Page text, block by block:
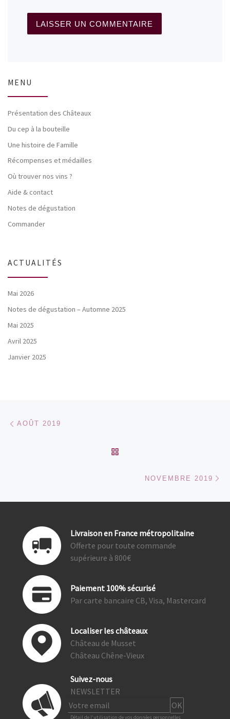
MENU
Présentation des Châteaux
Du cep à la bouteille
Une histoire de Famille
Récompenses et médailles
Où trouver nos vins ?
Aide & contact
Notes de dégustation
Commander
ACTUALITÉS
Mai 2026
Notes de dégustation – Automne 2025
Mai 2025
Avril 2025
Janvier 2025
Parcourir les articles
AOÛT 2019
NOVEMBRE 2019
Livraison en France métropolitaine
Offerte pour toute commande
supérieure à 800€
Paiement 100% sécurisé
Par carte bancaire CB, Visa, Mastercard
Localiser les châteaux
Château de Musset
Château Chêne-Vieux
Suivez-nous
NEWSLETTER
Détail de l'utilisation de vos données personnelles